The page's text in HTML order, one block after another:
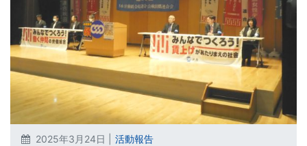
2025年3月24日 | 活動報告